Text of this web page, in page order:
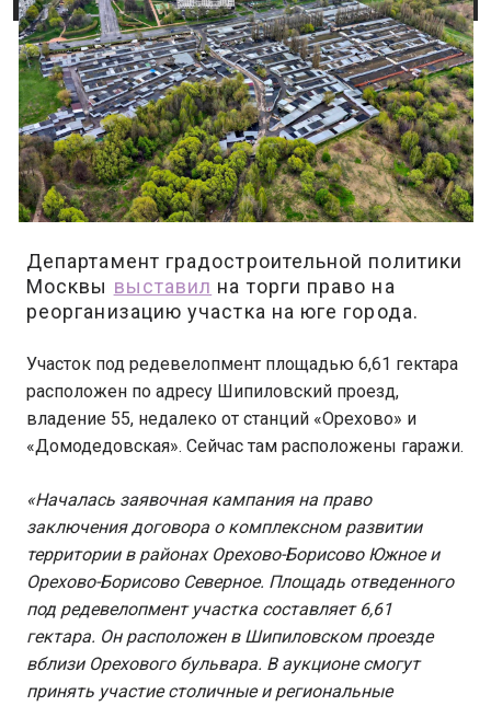
Департамент градостроительной политики
Москвы выставил на торги право на
реорганизацию участка на юге города.
Участок под редевелопмент площадью 6,61 гектара
расположен по адресу Шипиловский проезд,
владение 55, недалеко от станций «Орехово» и
«Домодедовская». Сейчас там расположены гаражи.
«Началась заявочная кампания на право
заключения договора о комплексном развитии
территории в районах Орехово-Борисово Южное и
Орехово-Борисово Северное. Площадь отведенного
под редевелопмент участка составляет 6,61
гектара. Он расположен в Шипиловском проезде
вблизи Орехового бульвара. В аукционе смогут
принять участие столичные и региональные